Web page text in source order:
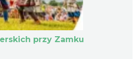
przy Zamku